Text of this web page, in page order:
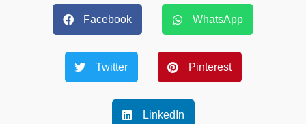
Facebook WhatsApp
Twitter Pinterest
LinkedIn